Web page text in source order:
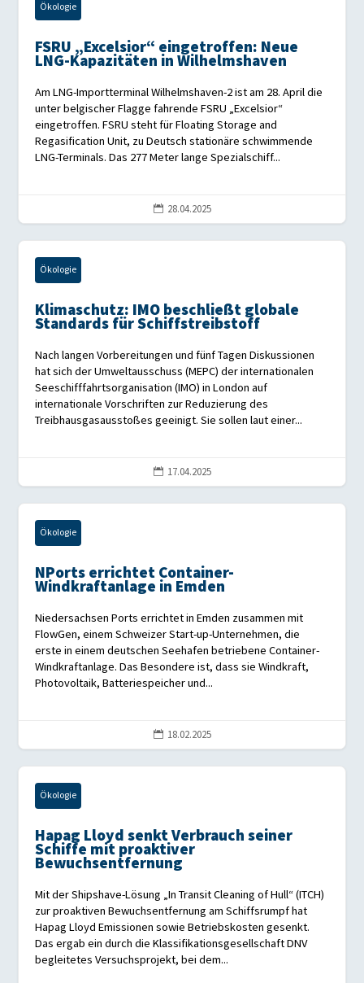
Ökologie
FSRU „Excelsior“ eingetroffen: Neue
LNG-Kapazitäten in Wilhelmshaven
Am LNG-Importterminal Wilhelmshaven-2 ist am 28. April die
unter belgischer Flagge fahrende FSRU „Excelsior“
eingetroffen. FSRU steht für Floating Storage and
Regasification Unit, zu Deutsch stationäre schwimmende
LNG-Terminals. Das 277 Meter lange Spezialschiff...
 28.04.2025
Ökologie
Klimaschutz: IMO beschließt globale
Standards für Schiffstreibstoff
Nach langen Vorbereitungen und fünf Tagen Diskussionen
hat sich der Umweltausschuss (MEPC) der internationalen
Seeschifffahrtsorganisation (IMO) in London auf
internationale Vorschriften zur Reduzierung des
Treibhausgasausstoßes geeinigt. Sie sollen laut einer...
 17.04.2025
Ökologie
NPorts errichtet Container-
Windkraftanlage in Emden
Niedersachsen Ports errichtet in Emden zusammen mit
FlowGen, einem Schweizer Start-up-Unternehmen, die
erste in einem deutschen Seehafen betriebene Container-
Windkraftanlage. Das Besondere ist, dass sie Windkraft,
Photovoltaik, Batteriespeicher und...
 18.02.2025
Ökologie
Hapag Lloyd senkt Verbrauch seiner
Schiffe mit proaktiver
Bewuchsentfernung
Mit der Shipshave-Lösung „In Transit Cleaning of Hull“ (ITCH)
zur proaktiven Bewuchsentfernung am Schiffsrumpf hat
Hapag Lloyd Emissionen sowie Betriebskosten gesenkt.
Das ergab ein durch die Klassifikationsgesellschaft DNV
begleitetes Versuchsprojekt, bei dem...